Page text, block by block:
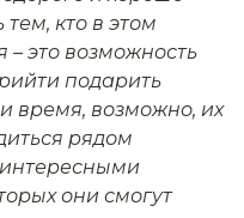
кто в этом
это возможность
подарить
время, возможно, их
рядом
интересными
они смогут